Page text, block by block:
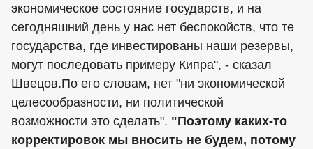
экономическое состояние государств, и на
сегодняшний день у нас нет беспокойств, что те
государства, где инвестированы наши резервы,
могут последовать примеру Кипра", - сказал
Швецов.По его словам, нет "ни экономической
целесообразности, ни политической
возможности это сделать". "Поэтому каких-то
корректировок мы вносить не будем, потому